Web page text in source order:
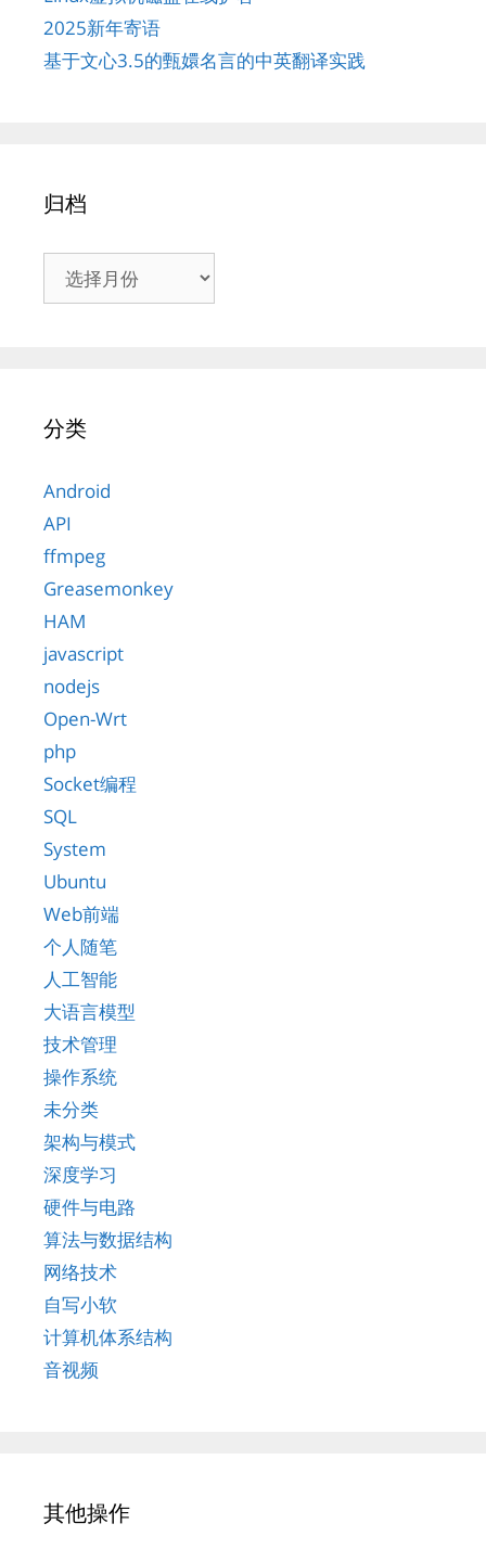
2025新年寄语
基于文心3.5的甄嬛名言的中英翻译实践
归档
分类
Android
API
ffmpeg
Greasemonkey
HAM
javascript
nodejs
Open-Wrt
php
Socket编程
SQL
System
Ubuntu
Web前端
个人随笔
人工智能
大语言模型
技术管理
操作系统
未分类
架构与模式
深度学习
硬件与电路
算法与数据结构
网络技术
自写小软
计算机体系结构
音视频
其他操作